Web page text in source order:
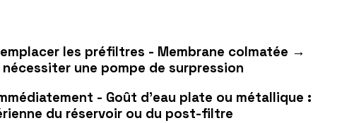
les préfiltres - Membrane colmatée →
une pompe de surpression
- Goût d'eau plate ou métallique :
du réservoir ou du post-filtre